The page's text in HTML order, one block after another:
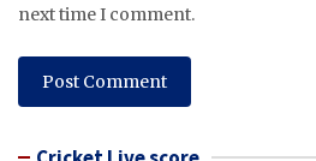
next time I comment.